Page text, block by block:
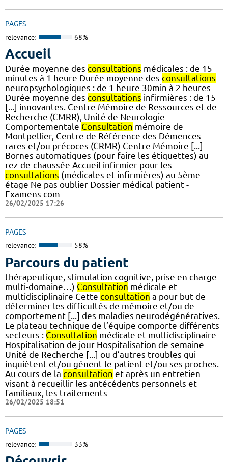
PAGES
relevance: 68%
Accueil
Durée moyenne des consultations médicales : de 15
minutes à 1 heure Durée moyenne des consultations
neuropsychologiques : de 1 heure 30min à 2 heures
Durée moyenne des consultations infirmières : de 15
[...] innovantes. Centre Mémoire de Ressources et de
Recherche (CMRR), Unité de Neurologie
Comportementale Consultation mémoire de
Montpellier, Centre de Référence des Démences
rares et/ou précoces (CRMR) Centre Mémoire [...]
Bornes automatiques (pour faire les étiquettes) au
rez-de-chaussée Accueil infirmier pour les
consultations (médicales et infirmières) au 5ème
étage Ne pas oublier Dossier médical patient -
Examens com
26/02/2025 17:26
PAGES
relevance: 58%
Parcours du patient
thérapeutique, stimulation cognitive, prise en charge
multi-domaine…) Consultation médicale et
multidisciplinaire Cette consultation a pour but de
déterminer les difficultés de mémoire et/ou de
comportement [...] des maladies neurodégénératives.
Le plateau technique de l’équipe comporte différents
secteurs : Consultation médicale et multidisciplinaire
Hospitalisation de jour Hospitalisation de semaine
Unité de Recherche [...] ou d’autres troubles qui
inquiètent et/ou gênent le patient et/ou ses proches.
Au cours de la consultation et après un entretien
visant à recueillir les antécédents personnels et
familiaux, les traitements
26/02/2025 18:51
PAGES
relevance: 33%